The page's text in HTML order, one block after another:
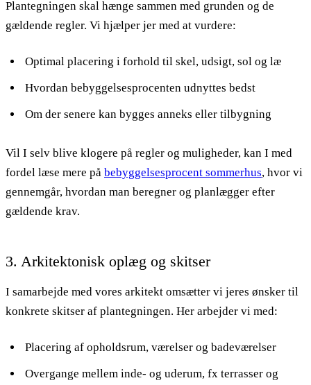
Plantegningen skal hænge sammen med grunden og de
gældende regler. Vi hjælper jer med at vurdere:
Optimal placering i forhold til skel, udsigt, sol og læ
Hvordan bebyggelsesprocenten udnyttes bedst
Om der senere kan bygges anneks eller tilbygning
Vil I selv blive klogere på regler og muligheder, kan I med
fordel læse mere på bebyggelsesprocent sommerhus, hvor vi
gennemgår, hvordan man beregner og planlægger efter
gældende krav.
3. Arkitektonisk oplæg og skitser
I samarbejde med vores arkitekt omsætter vi jeres ønsker til
konkrete skitser af plantegningen. Her arbejder vi med:
Placering af opholdsrum, værelser og badeværelser
Overgange mellem inde- og uderum, fx terrasser og